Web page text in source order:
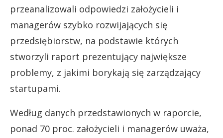
przeanalizowali odpowiedzi założycieli i
managerów szybko rozwijających się
przedsiębiorstw, na podstawie których
stworzyli raport prezentujący największe
problemy, z jakimi borykają się zarządzający
startupami.
Według danych przedstawionych w raporcie,
ponad 70 proc. założycieli i managerów uważa,